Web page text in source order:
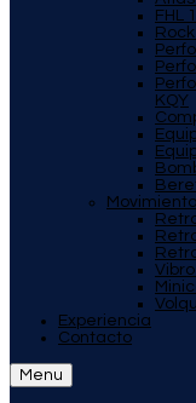
FHL
KQY
Experiencia
Contacto
Menu